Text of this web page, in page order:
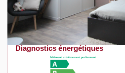
chambre de 25 m² avec placards.
Retrouvez toutes nos annonces
www.lecontact-immobilier.fr
Diagnostics énergétiques